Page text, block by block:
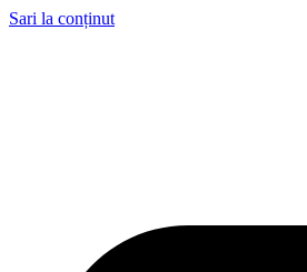
Sari la conținut